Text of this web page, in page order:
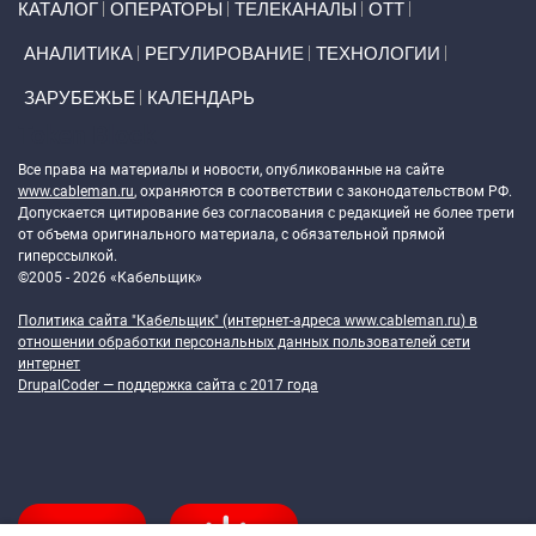
КАТАЛОГ ОПЕРАТОРЫ ТЕЛЕКАНАЛЫ ОТТ
АНАЛИТИКА РЕГУЛИРОВАНИЕ ТЕХНОЛОГИИ
ЗАРУБЕЖЬЕ КАЛЕНДАРЬ
Все права на материалы и новости, опубликованные на сайте
www.cableman.ru, охраняются в соответствии с законодательством РФ.
Допускается цитирование без согласования с редакцией не более трети
от объема оригинального материала, с обязательной прямой
гиперссылкой.
©2005 - 2026 «Кабельщик»
Политика сайта "Кабельщик" (интернет-адреса www.cableman.ru) в
отношении обработки персональных данных пользователей сети
интернет
DrupalCoder — поддержка сайта c 2017 года